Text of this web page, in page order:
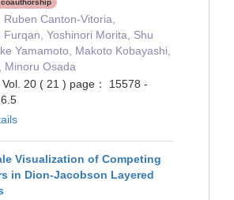
Canton-Vitoria,
Furqan, Yoshinori Morita, Shu
Yamamoto, Makoto Kobayashi,
Minoru Osada
20 ( 21 ) page： 15578 -
Visualization of Competing
in Dion-Jacobson Layered